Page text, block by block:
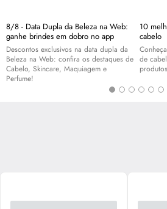
8/8 - Data Dupla da Beleza na Web:
ganhe brindes em dobro no app
Descontos exclusivos na data dupla da
Beleza na Web: confira os destaques de
Cabelo, Skincare, Maquiagem e
Perfume!
10
cabelo
de